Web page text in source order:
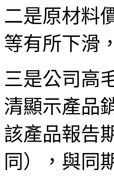
二是原材料
等有所下滑
三是公司高
清顯示產品
該產品報告
同），與同